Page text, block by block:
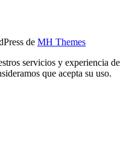
de MH Themes
servicios y experiencia de
que acepta su uso.